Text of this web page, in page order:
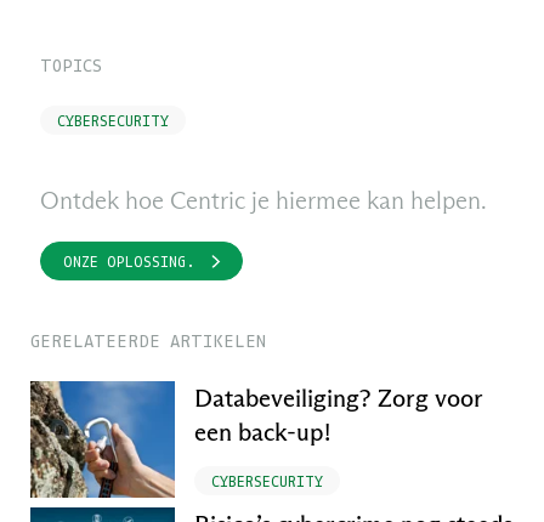
TOPICS
CYBERSECURITY
Ontdek hoe Centric je hiermee kan helpen.
ONZE OPLOSSING.
GERELATEERDE ARTIKELEN
Databeveiliging? Zorg voor
een back-up!
CYBERSECURITY